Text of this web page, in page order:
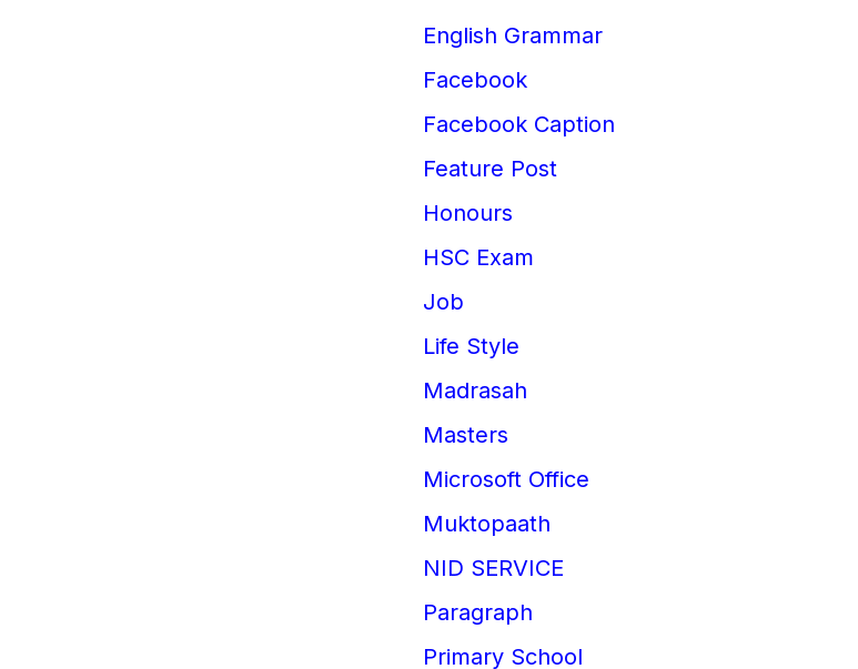
English Grammar
Facebook
Facebook Caption
Feature Post
Honours
HSC Exam
Job
Life Style
Madrasah
Masters
Microsoft Office
Muktopaath
NID SERVICE
Paragraph
Primary School